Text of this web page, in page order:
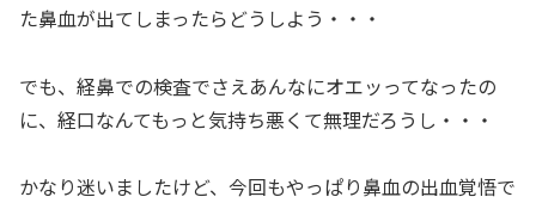
た鼻血が出てしまったらどうしよう・・・
でも、経鼻での検査でさえあんなにオエッってなったの
に、経口なんてもっと気持ち悪くて無理だろうし・・・
かなり迷いましたけど、今回もやっぱり鼻血の出血覚悟で